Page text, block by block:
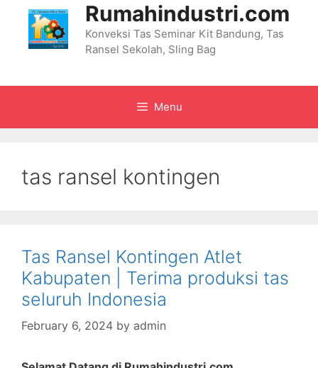
Rumahindustri.com
Konveksi Tas Seminar Kit Bandung, Tas
Ransel Sekolah, Sling Bag
Menu
tas ransel kontingen
Tas Ransel Kontingen Atlet
Kabupaten | Terima produksi tas
seluruh Indonesia
February 6, 2024 by admin